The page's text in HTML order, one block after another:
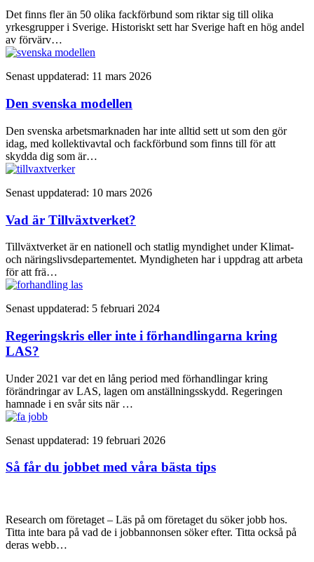
Det finns fler än 50 olika fackförbund som riktar sig till olika
yrkesgrupper i Sverige. Historiskt sett har Sverige haft en hög andel
av förvärv…
Senast uppdaterad: 11 mars 2026
Den svenska modellen
Den svenska arbetsmarknaden har inte alltid sett ut som den gör
idag, med kollektivavtal och fackförbund som finns till för att
skydda dig som är…
Senast uppdaterad: 10 mars 2026
Vad är Tillväxtverket?
Tillväxtverket är en nationell och statlig myndighet under Klimat-
och näringslivsdepartementet. Myndigheten har i uppdrag att arbeta
för att frä…
Senast uppdaterad: 5 februari 2024
Regeringskris eller inte i förhandlingarna kring
LAS?
Under 2021 var det en lång period med förhandlingar kring
förändringar av LAS, lagen om anställningsskydd. Regeringen
hamnade i en svår sits när …
Senast uppdaterad: 19 februari 2026
Så får du jobbet med våra bästa tips
Research om företaget – Läs på om företaget du söker jobb hos.
Titta inte bara på vad de i jobbannonsen söker efter. Titta också på
deras webb…